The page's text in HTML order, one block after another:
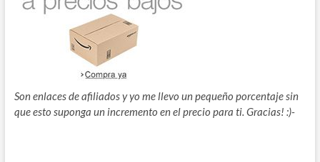
Son enlaces de afiliados y yo me llevo un pequeño porcentaje sin
que esto suponga un incremento en el precio para ti. Gracias! :)-